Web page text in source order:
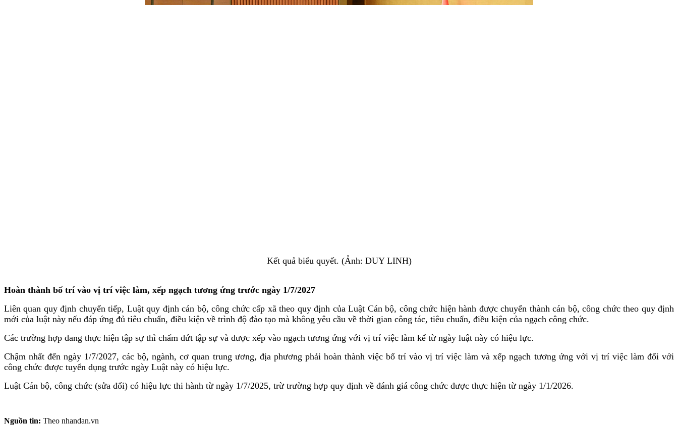
Kết quả biểu quyết. (Ảnh: DUY LINH)
Hoàn thành bố trí vào vị trí việc làm, xếp ngạch tương ứng trước ngày 1/7/2027
Liên quan quy định chuyển tiếp, Luật quy định cán bộ, công chức cấp xã theo quy định của Luật Cán bộ, công chức hiện hành được chuyển thành cán bộ, công chức theo quy định
mới của luật này nếu đáp ứng đủ tiêu chuẩn, điều kiện về trình độ đào tạo mà không yêu cầu về thời gian công tác, tiêu chuẩn, điều kiện của ngạch công chức.
Các trường hợp đang thực hiện tập sự thì chấm dứt tập sự và được xếp vào ngạch tương ứng với vị trí việc làm kể từ ngày luật này có hiệu lực.
Chậm nhất đến ngày 1/7/2027, các bộ, ngành, cơ quan trung ương, địa phương phải hoàn thành việc bố trí vào vị trí việc làm và xếp ngạch tương ứng với vị trí việc làm đối với
công chức được tuyển dụng trước ngày Luật này có hiệu lực.
Luật Cán bộ, công chức (sửa đổi) có hiệu lực thi hành từ ngày 1/7/2025, trừ trường hợp quy định về đánh giá công chức được thực hiện từ ngày 1/1/2026.
Nguồn tin: Theo nhandan.vn